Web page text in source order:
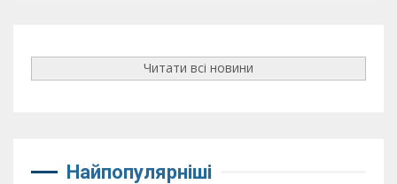
Читати всі новини
Найпопулярніші